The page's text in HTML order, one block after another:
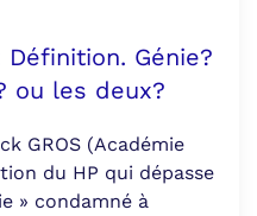
Génie?
ou les deux?
GROS (Académie
du HP qui dépasse
» condamné à